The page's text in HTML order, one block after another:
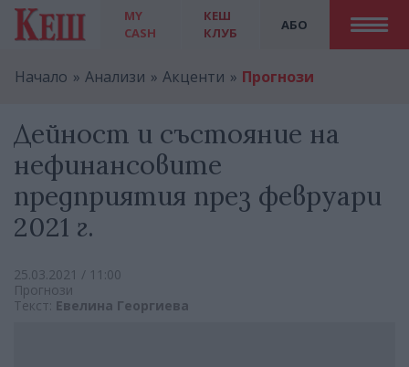
MY
CASH
АБО
КЕШ
КЛУБ
Начало Анализи Акценти Прогнози
Дейност и състояние на
нефинансовите
предприятия през февруари
2021 г.
25.03.2021 / 11:00
Прогнози
Текст: Евелина Георгиева